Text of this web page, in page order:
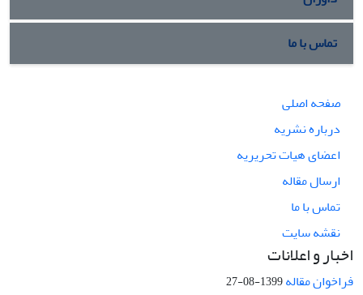
تماس با ما
صفحه اصلی
درباره نشریه
اعضای هیات تحریریه
ارسال مقاله
تماس با ما
نقشه سایت
اخبار و اعلانات
فراخوان مقاله1399-08-27